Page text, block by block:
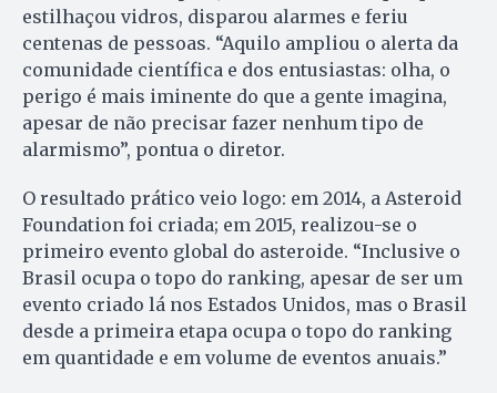
estilhaçou vidros, disparou alarmes e feriu
centenas de pessoas. “Aquilo ampliou o alerta da
comunidade científica e dos entusiastas: olha, o
perigo é mais iminente do que a gente imagina,
apesar de não precisar fazer nenhum tipo de
alarmismo”, pontua o diretor.
O resultado prático veio logo: em 2014, a Asteroid
Foundation foi criada; em 2015, realizou-se o
primeiro evento global do asteroide. “Inclusive o
Brasil ocupa o topo do ranking, apesar de ser um
evento criado lá nos Estados Unidos, mas o Brasil
desde a primeira etapa ocupa o topo do ranking
em quantidade e em volume de eventos anuais.”